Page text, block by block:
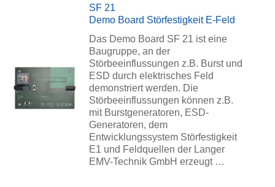
SF 21
Demo Board Störfestigkeit E-Feld
Das Demo Board SF 21 ist eine
Baugruppe, an der
Störbeeinflussungen z.B. Burst und
ESD durch elektrisches Feld
demonstriert werden. Die
Störbeeinflussungen können z.B.
mit Burstgeneratoren, ESD-
Generatoren, dem
Entwicklungssystem Störfestigkeit
E1 und Feldquellen der Langer
EMV-Technik GmbH erzeugt …